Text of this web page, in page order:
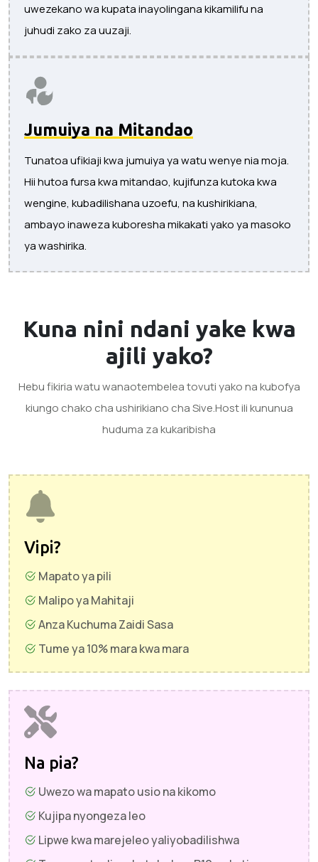
uwezekano wa kupata inayolingana kikamilifu na
juhudi zako za uuzaji.
Jumuiya na Mitandao
Tunatoa ufikiaji kwa jumuiya ya watu wenye nia moja.
Hii hutoa fursa kwa mitandao, kujifunza kutoka kwa
wengine, kubadilishana uzoefu, na kushirikiana,
ambayo inaweza kuboresha mikakati yako ya masoko
ya washirika.
Kuna nini ndani yake kwa
ajili yako?
Hebu fikiria watu wanaotembelea tovuti yako na kubofya
kiungo chako cha ushirikiano cha Sive.Host ili kununua
huduma za kukaribisha
Vipi?
Mapato ya pili
Malipo ya Mahitaji
Anza Kuchuma Zaidi Sasa
Tume ya 10% mara kwa mara
Na pia?
Uwezo wa mapato usio na kikomo
Kujipa nyongeza leo
Lipwe kwa marejeleo yaliyobadilishwa